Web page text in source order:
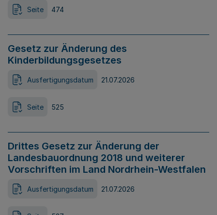
Seite 474
Gesetz zur Änderung des
Kinderbildungsgesetzes
Ausfertigungsdatum 21.07.2026
Seite 525
Drittes Gesetz zur Änderung der
Landesbauordnung 2018 und weiterer
Vorschriften im Land Nordrhein-Westfalen
Ausfertigungsdatum 21.07.2026